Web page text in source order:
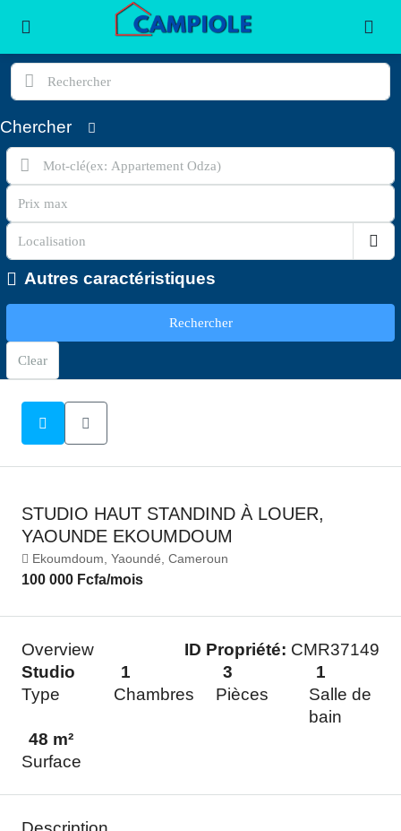
Chercher
Autres caractéristiques
Rechercher
Clear
STUDIO HAUT STANDIND À LOUER,
YAOUNDE EKOUMDOUM
Ekoumdoum, Yaoundé, Cameroun
100 000 Fcfa/mois
Overview ID Propriété: CMR37149
Studio
Type
1
Chambres
3
Pièces
1
Salle de
bain
48 m²
Surface